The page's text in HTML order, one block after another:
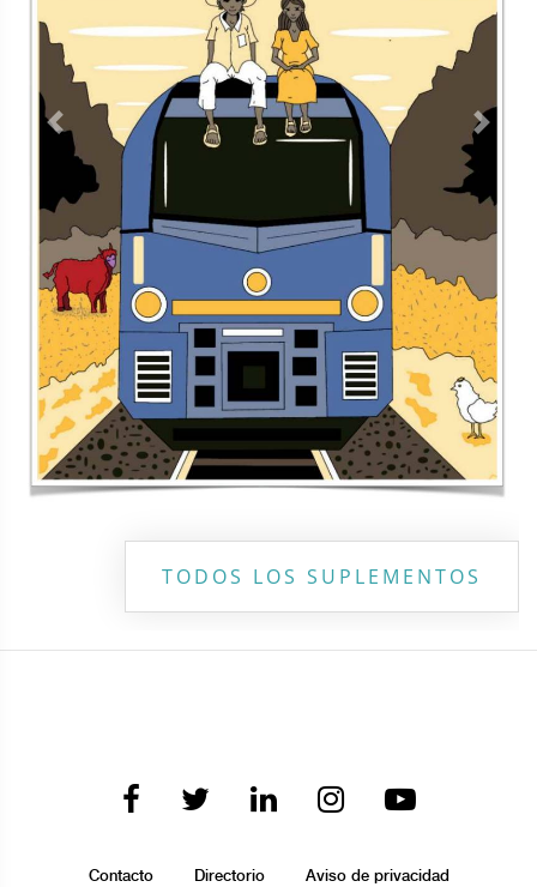
Contacto Directorio Aviso de privacidad
Copyright ©2026 Todos los derechos reservados | La Jornada
Maya